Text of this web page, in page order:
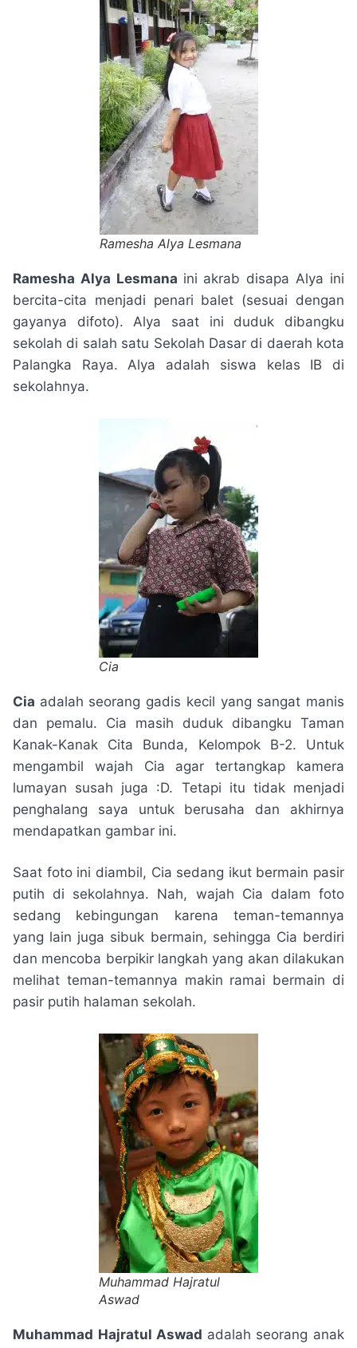
Ramesha Alya Lesmana
Ramesha Alya Lesmana ini akrab disapa Alya ini
bercita-cita menjadi penari balet (sesuai dengan
gayanya difoto). Alya saat ini duduk dibangku
sekolah di salah satu Sekolah Dasar di daerah kota
Palangka Raya. Alya adalah siswa kelas IB di
sekolahnya.
Cia
Cia adalah seorang gadis kecil yang sangat manis
dan pemalu. Cia masih duduk dibangku Taman
Kanak-Kanak Cita Bunda, Kelompok B-2. Untuk
mengambil wajah Cia agar tertangkap kamera
lumayan susah juga :D. Tetapi itu tidak menjadi
penghalang saya untuk berusaha dan akhirnya
mendapatkan gambar ini.
Saat foto ini diambil, Cia sedang ikut bermain pasir
putih di sekolahnya. Nah, wajah Cia dalam foto
sedang kebingungan karena teman-temannya
yang lain juga sibuk bermain, sehingga Cia berdiri
dan mencoba berpikir langkah yang akan dilakukan
melihat teman-temannya makin ramai bermain di
pasir putih halaman sekolah.
Muhammad Hajratul
Aswad
Muhammad Hajratul Aswad adalah seorang anak